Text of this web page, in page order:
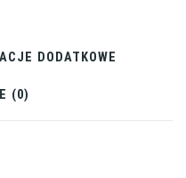
DODATKOWE
(0)